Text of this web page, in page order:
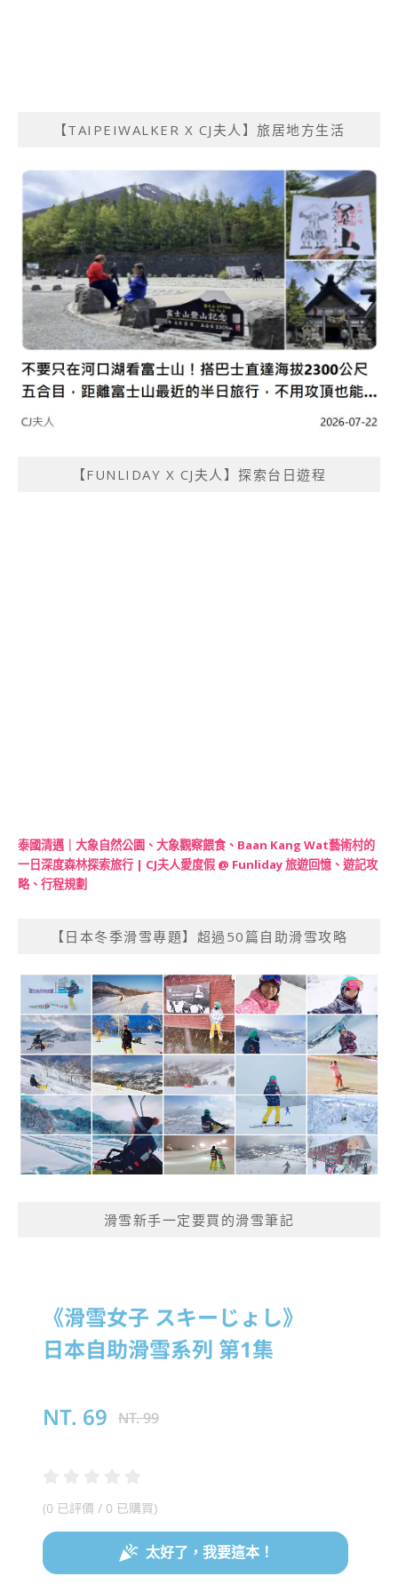
【TAIPEIWALKER X CJ夫人】旅居地方生活
【FUNLIDAY X CJ夫人】探索台日遊程
泰國清邁｜大象自然公園、大象觀察餵食、Baan Kang Wat藝術村的
一日深度森林探索旅行 | CJ夫人愛度假 @ Funliday 旅遊回憶、遊記攻
略、行程規劃
【日本冬季滑雪專題】超過50篇自助滑雪攻略
滑雪新手一定要買的滑雪筆記